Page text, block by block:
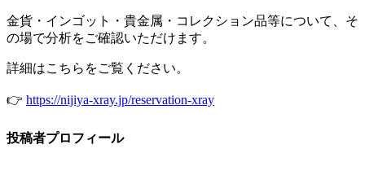
金貨・インゴット・貴金属・コレクション品等について、そ
の場で分析をご確認いただけます。
詳細はこちらをご覧ください。
👉 https://nijiya-xray.jp/reservation-xray
投稿者プロフィール